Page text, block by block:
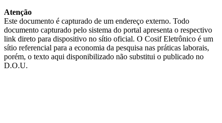
Atenção
Este documento é capturado de um endereço externo. Todo
documento capturado pelo sistema do portal apresenta o respectivo
link direto para dispositivo no sítio oficial. O Cosif Eletrônico é um
sítio referencial para a economia da pesquisa nas práticas laborais,
porém, o texto aqui disponibilizado não substitui o publicado no
D.O.U.